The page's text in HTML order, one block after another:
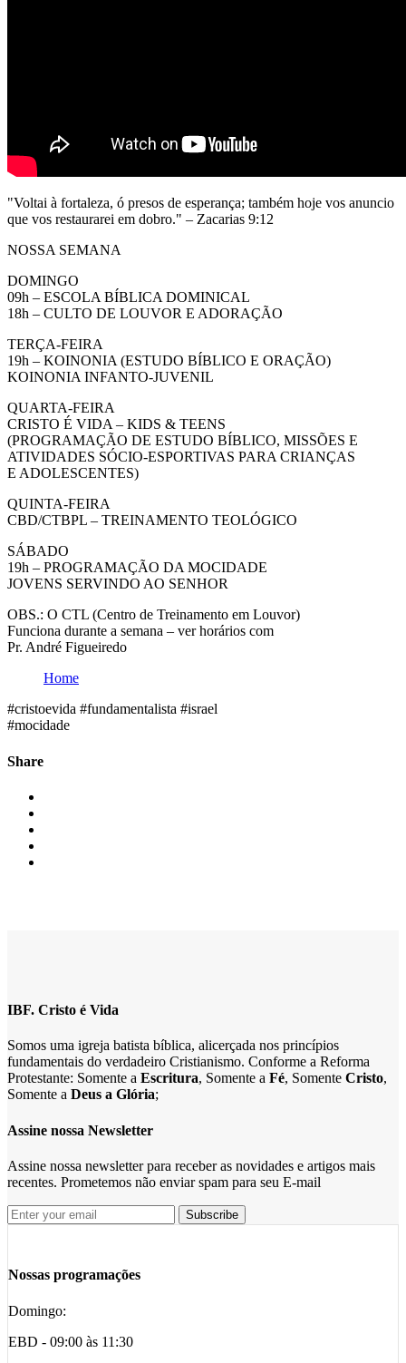
"Voltai à fortaleza, ó presos de esperança; também hoje vos anuncio
que vos restaurarei em dobro." – Zacarias 9:12
NOSSA SEMANA
DOMINGO
09h – ESCOLA BÍBLICA DOMINICAL
18h – CULTO DE LOUVOR E ADORAÇÃO
TERÇA-FEIRA
19h – KOINONIA (ESTUDO BÍBLICO E ORAÇÃO)
KOINONIA INFANTO-JUVENIL
QUARTA-FEIRA
CRISTO É VIDA – KIDS & TEENS
(PROGRAMAÇÃO DE ESTUDO BÍBLICO, MISSÕES E
ATIVIDADES SÓCIO-ESPORTIVAS PARA CRIANÇAS
E ADOLESCENTES)
QUINTA-FEIRA
CBD/CTBPL – TREINAMENTO TEOLÓGICO
SÁBADO
19h – PROGRAMAÇÃO DA MOCIDADE
JOVENS SERVINDO AO SENHOR
OBS.: O CTL (Centro de Treinamento em Louvor)
Funciona durante a semana – ver horários com
Pr. André Figueiredo
Home
#cristoevida #fundamentalista #israel
#mocidade
Share
IBF. Cristo é Vida
Somos uma igreja batista bíblica, alicerçada nos princípios
fundamentais do verdadeiro Cristianismo. Conforme a Reforma
Protestante: Somente a Escritura, Somente a Fé, Somente Cristo,
Somente a Deus a Glória;
Assine nossa Newsletter
Assine nossa newsletter para receber as novidades e artigos mais
recentes. Prometemos não enviar spam para seu E-mail
Nossas programações
Domingo:
EBD - 09:00 às 11:30